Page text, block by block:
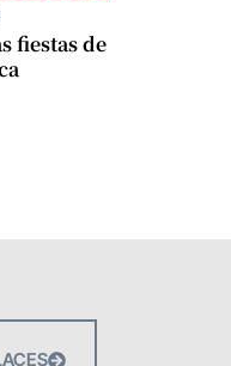
fiestas de